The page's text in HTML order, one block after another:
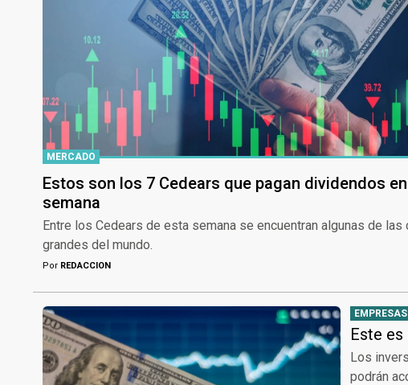
MERCADO
Estos son los 7 Cedears que pagan dividendos
semana
Entre los Cedears de esta semana se encuentran algunas de
grandes del mundo.
Por REDACCION
EMPRESAS
Este
Los
podrán